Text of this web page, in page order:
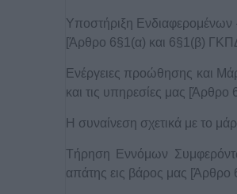
Υποστήριξη Ενδιαφερομένων
[Άρθρο 6§1(α) και 6§1(β)
Ενέργειες προώθησης και
και τις υπηρεσίες μας
Η συναίνεση σχετικά με το
Τήρηση Εννόμων
απάτης εις βάρος μας